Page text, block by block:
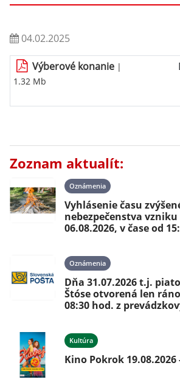
04.02.2025
Výberové konanie |
1.32 Mb
Zoznam aktualít:
Oznámenia
Vyhlásenie času
nebezpečenstva
06.08.2026, v čase od
Oznámenia
Dňa 31.07.2026 t.j.
Štóse otvorená len
08:30 hod. z
Kultúra
Kino Pokrok 19.08.2026